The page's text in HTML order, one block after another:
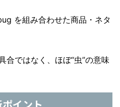
を組み合わせた商品・ネタ
合ではなく、ほぼ“虫”の意味